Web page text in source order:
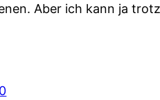
Aber ich kann ja